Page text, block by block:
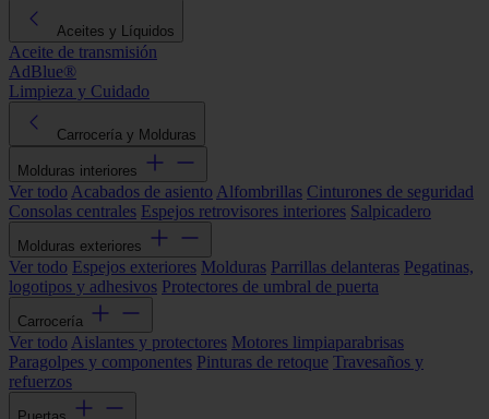
Aceites y Líquidos
Aceite de transmisión
AdBlue®
Limpieza y Cuidado
Carrocería y Molduras
Molduras interiores
Ver todo Acabados de asiento Alfombrillas Cinturones de seguridad
Consolas centrales Espejos retrovisores interiores Salpicadero
Molduras exteriores
Ver todo Espejos exteriores Molduras Parrillas delanteras Pegatinas,
logotipos y adhesivos Protectores de umbral de puerta
Carrocería
Ver todo Aislantes y protectores Motores limpiaparabrisas
Paragolpes y componentes Pinturas de retoque Travesaños y
refuerzos